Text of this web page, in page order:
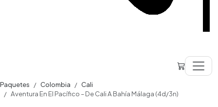
Paquetes Colombia
Cali
Aventura En El Pacífico – De Cali A Bahía Málaga (4d/3n)